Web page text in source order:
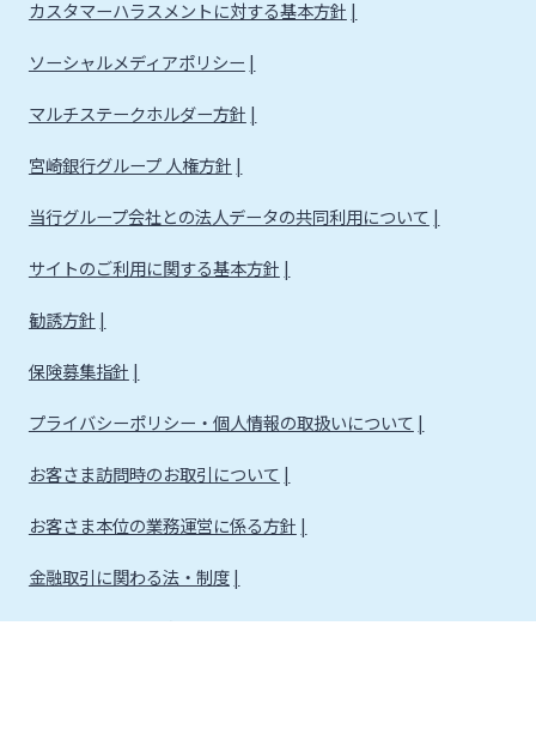
カスタマーハラスメントに対する基本方針
ソーシャルメディアポリシー
マルチステークホルダー方針
宮崎銀行グループ 人権方針
当行グループ会社との法人データの共同利用について
サイトのご利用に関する基本方針
勧誘方針
保険募集指針
プライバシーポリシー・個人情報の取扱いについて
お客さま訪問時のお取引について
お客さま本位の業務運営に係る方針
金融取引に関わる法・制度
金融取引に関わる方針